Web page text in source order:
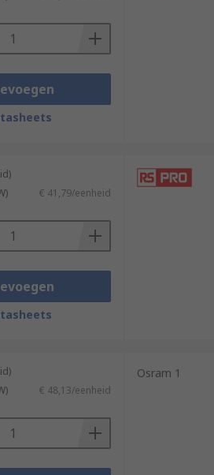
€ 41,79/eenheid
€ 48,13/eenheid
Osram 1